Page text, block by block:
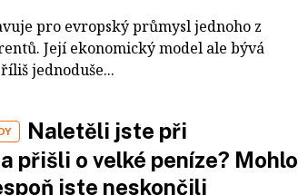
pro evropský průmysl jednoho z
Její ekonomický model ale bývá
jednoduše...
Naletěli jste při
přišli o velké peníze? Mohlo
jste neskončili